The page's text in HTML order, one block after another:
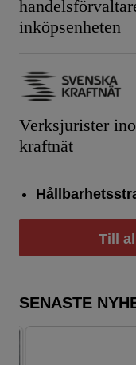
inköpsenheten
Verksjurister
kraftnät
Till
SENASTE